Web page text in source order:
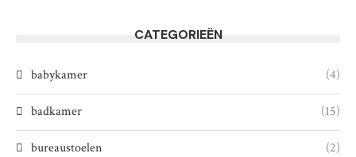
CATEGORIEËN
babykamer (4)
badkamer (15)
bureaustoelen (2)